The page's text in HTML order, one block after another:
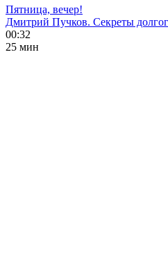
Пятница, вечер!
Дмитрий Пучков. Секреты
00:32
25 мин